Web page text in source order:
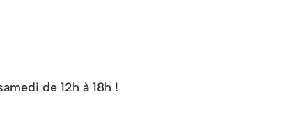
de 12h à 18h !